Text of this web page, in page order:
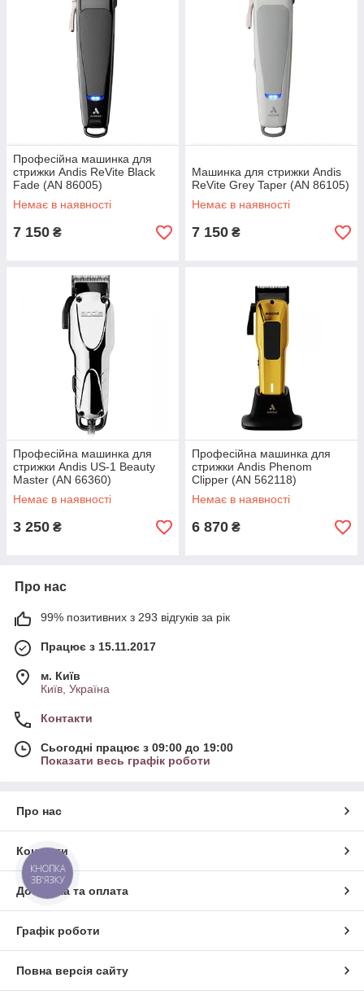
Професійна машинка для
стрижки Andis ReVite Black
Fade (AN 86005)
Немає в наявності
7 150 ₴
Машинка для стрижки Andis
ReVite Grey Taper (AN 86105)
Немає в наявності
7 150 ₴
Професійна машинка для
стрижки Andis US-1 Beauty
Master (AN 66360)
Немає в наявності
3 250 ₴
Професійна машинка для
стрижки Andis Phenom
Clipper (AN 562118)
Немає в наявності
6 870 ₴
Про нас
99% позитивних з 293 відгуків за рік
Працює з 15.11.2017
м. Київ
Київ, Україна
Контакти
Сьогодні працює з 09:00 до 19:00
Показати весь графік роботи
Про нас
Контакти
Доставка та оплата
Графік роботи
Повна версія сайту
КНОПКА
ЗВ'ЯЗКУ